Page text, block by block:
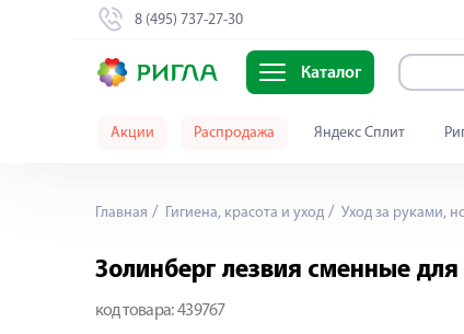
8 (495) 737-27-30
Каталог
Акции Распродажа Яндекс Сплит
Главная Гигиена, красота и уход Уход за руками,
Золинберг лезвия сменные
код товара: 439767